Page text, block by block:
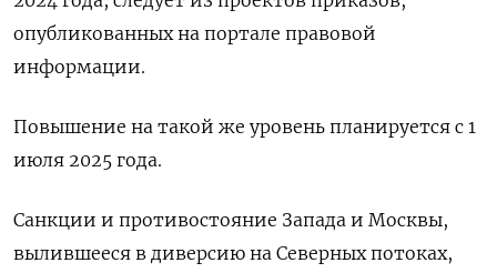
опубликованных на портале правовой
информации.
Повышение на такой же уровень планируется с 1
июля 2025 года.
Санкции и противостояние Запада и Москвы,
вылившееся в диверсию на Северных потоках,